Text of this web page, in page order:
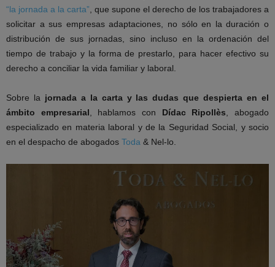
“la jornada a la carta” , que supone el derecho de los trabajadores a
solicitar a sus empresas adaptaciones, no sólo en la duración o
distribución de sus jornadas, sino incluso en la ordenación del
tiempo de trabajo y la forma de prestarlo, para hacer efectivo su
derecho a conciliar la vida familiar y laboral.
Sobre la jornada a la carta y las dudas que despierta en el
ámbito empresarial , hablamos con Dídac Ripollès , abogado
especializado en materia laboral y de la Seguridad Social, y socio
en el despacho de abogados Toda & Nel-lo.